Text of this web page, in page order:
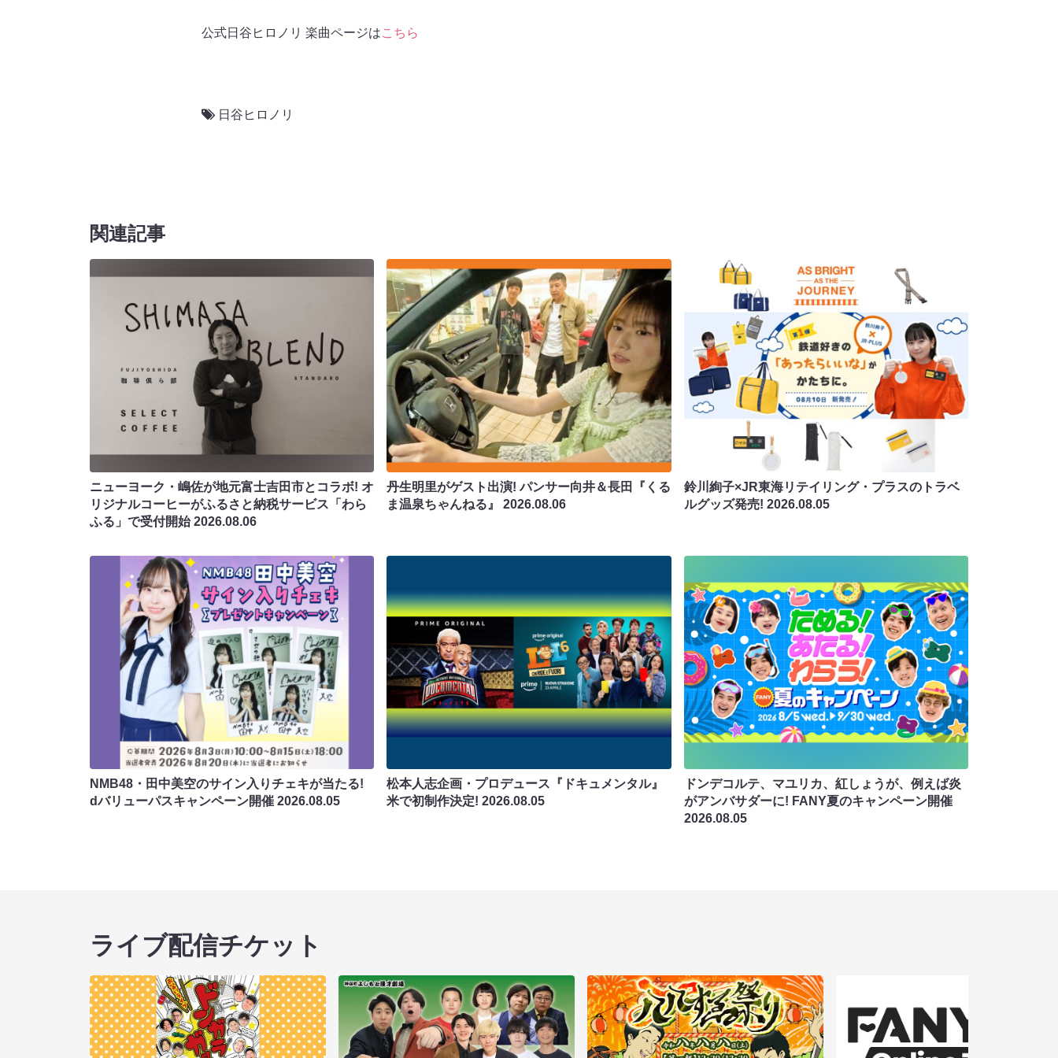
公式日谷ヒロノリ 楽曲ページはこちら
日谷ヒロノリ
関連記事
ニューヨーク・嶋佐が地元富士吉田市とコラボ! オ
リジナルコーヒーがふるさと納税サービス「わら
ふる」で受付開始2026.08.06
丹生明里がゲスト出演! パンサー向井＆長田『くる
ま温泉ちゃんねる』2026.08.06
鈴川絢子×JR東海リテイリング・プラスのトラベ
ルグッズ発売! 2026.08.05
NMB48・田中美空のサイン入りチェキが当たる!
dバリューパスキャンペーン開催 2026.08.05
松本人志企画・プロデュース『ドキュメンタル』
米で初制作決定!2026.08.05
ドンデコルテ、マユリカ、紅しょうが、例えば炎
がアンバサダーに! FANY夏のキャンペーン開催
2026.08.05
ライブ配信チケット